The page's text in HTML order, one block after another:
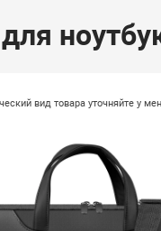
вид товара уточняйте у